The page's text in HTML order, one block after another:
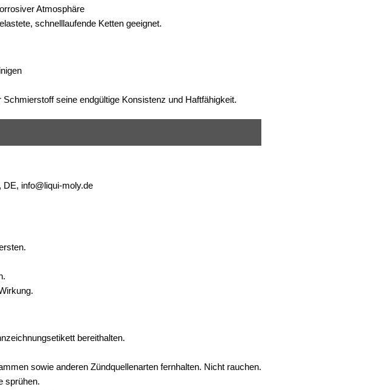
Atmosphäre
schnelllaufende Ketten geeignet.
seine endgültige Konsistenz und Haftfähigkeit.
info@liqui-moly.de
bereithalten.
sowie anderen Zündquellenarten fernhalten. Nicht rauchen.
sprühen.